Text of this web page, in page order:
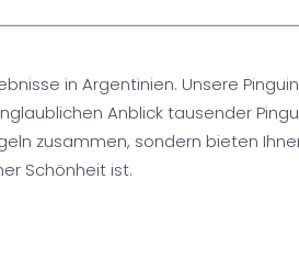
in Argentinien. Unsere
Anblick tausender
zusammen, sondern bieten
Schönheit ist.